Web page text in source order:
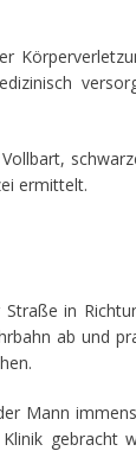
ermittelt.
in
ab und
Mann
gebracht